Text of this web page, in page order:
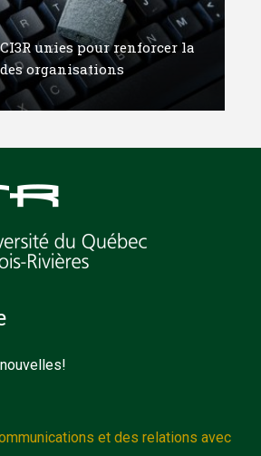
unies pour renforcer la
organisations
et des relations avec